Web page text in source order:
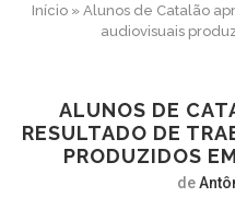
Início» Alunos de Catalão
audiovisuais
ALUNOS DE
RESULTADO DE
PRODUZIDOS
de